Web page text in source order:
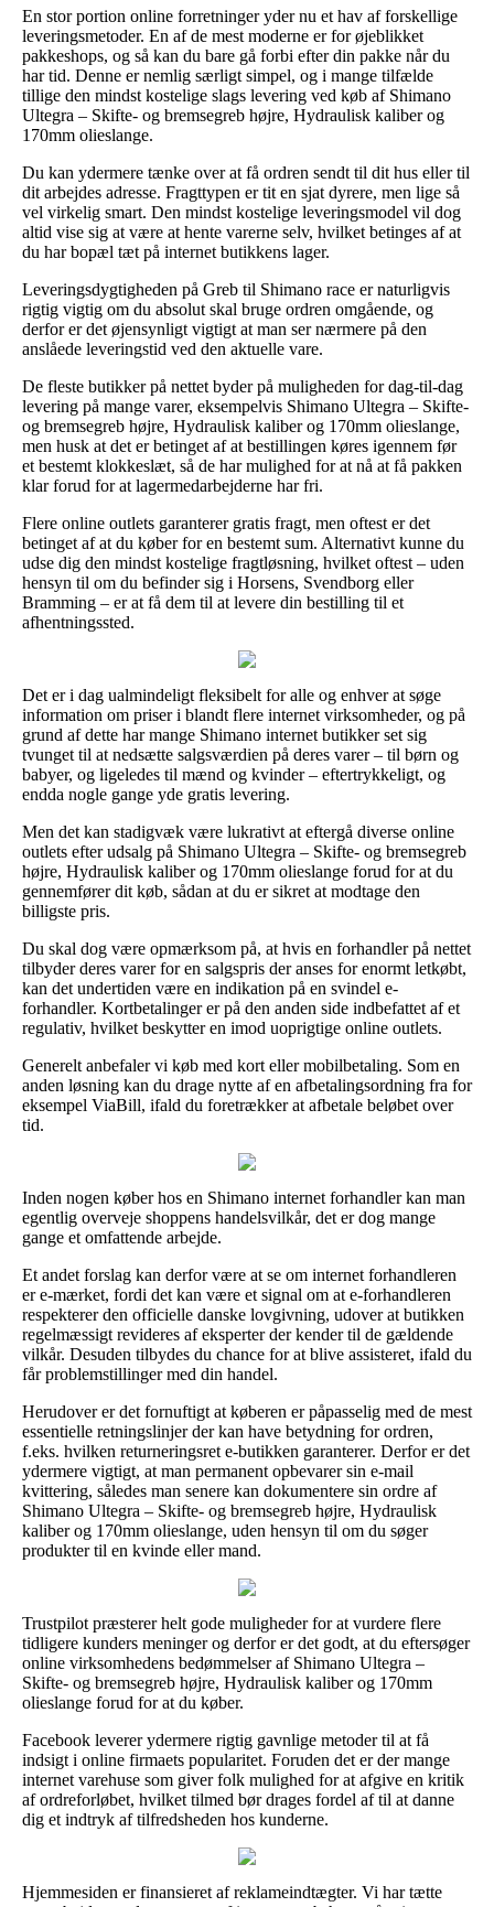
En stor portion online forretninger yder nu et hav af forskellige
leveringsmetoder. En af de mest moderne er for øjeblikket
pakkeshops, og så kan du bare gå forbi efter din pakke når du
har tid. Denne er nemlig særligt simpel, og i mange tilfælde
tillige den mindst kostelige slags levering ved køb af Shimano
Ultegra – Skifte- og bremsegreb højre, Hydraulisk kaliber og
170mm olieslange.
Du kan ydermere tænke over at få ordren sendt til dit hus eller til
dit arbejdes adresse. Fragttypen er tit en sjat dyrere, men lige så
vel virkelig smart. Den mindst kostelige leveringsmodel vil dog
altid vise sig at være at hente varerne selv, hvilket betinges af at
du har bopæl tæt på internet butikkens lager.
Leveringsdygtigheden på Greb til Shimano race er naturligvis
rigtig vigtig om du absolut skal bruge ordren omgående, og
derfor er det øjensynligt vigtigt at man ser nærmere på den
anslåede leveringstid ved den aktuelle vare.
De fleste butikker på nettet byder på muligheden for dag-til-dag
levering på mange varer, eksempelvis Shimano Ultegra – Skifte-
og bremsegreb højre, Hydraulisk kaliber og 170mm olieslange,
men husk at det er betinget af at bestillingen køres igennem før
et bestemt klokkeslæt, så de har mulighed for at nå at få pakken
klar forud for at lagermedarbejderne har fri.
Flere online outlets garanterer gratis fragt, men oftest er det
betinget af at du køber for en bestemt sum. Alternativt kunne du
udse dig den mindst kostelige fragtløsning, hvilket oftest – uden
hensyn til om du befinder sig i Horsens, Svendborg eller
Bramming – er at få dem til at levere din bestilling til et
afhentningssted.
Det er i dag ualmindeligt fleksibelt for alle og enhver at søge
information om priser i blandt flere internet virksomheder, og på
grund af dette har mange Shimano internet butikker set sig
tvunget til at nedsætte salgsværdien på deres varer – til børn og
babyer, og ligeledes til mænd og kvinder – eftertrykkeligt, og
endda nogle gange yde gratis levering.
Men det kan stadigvæk være lukrativt at eftergå diverse online
outlets efter udsalg på Shimano Ultegra – Skifte- og bremsegreb
højre, Hydraulisk kaliber og 170mm olieslange forud for at du
gennemfører dit køb, sådan at du er sikret at modtage den
billigste pris.
Du skal dog være opmærksom på, at hvis en forhandler på nettet
tilbyder deres varer for en salgspris der anses for enormt letkøbt,
kan det undertiden være en indikation på en svindel e-
forhandler. Kortbetalinger er på den anden side indbefattet af et
regulativ, hvilket beskytter en imod uoprigtige online outlets.
Generelt anbefaler vi køb med kort eller mobilbetaling. Som en
anden løsning kan du drage nytte af en afbetalingsordning fra for
eksempel ViaBill, ifald du foretrækker at afbetale beløbet over
tid.
Inden nogen køber hos en Shimano internet forhandler kan man
egentlig overveje shoppens handelsvilkår, det er dog mange
gange et omfattende arbejde.
Et andet forslag kan derfor være at se om internet forhandleren
er e-mærket, fordi det kan være et signal om at e-forhandleren
respekterer den officielle danske lovgivning, udover at butikken
regelmæssigt revideres af eksperter der kender til de gældende
vilkår. Desuden tilbydes du chance for at blive assisteret, ifald du
får problemstillinger med din handel.
Herudover er det fornuftigt at køberen er påpasselig med de mest
essentielle retningslinjer der kan have betydning for ordren,
f.eks. hvilken returneringsret e-butikken garanterer. Derfor er det
ydermere vigtigt, at man permanent opbevarer sin e-mail
kvittering, således man senere kan dokumentere sin ordre af
Shimano Ultegra – Skifte- og bremsegreb højre, Hydraulisk
kaliber og 170mm olieslange, uden hensyn til om du søger
produkter til en kvinde eller mand.
Trustpilot præsterer helt gode muligheder for at vurdere flere
tidligere kunders meninger og derfor er det godt, at du eftersøger
online virksomhedens bedømmelser af Shimano Ultegra –
Skifte- og bremsegreb højre, Hydraulisk kaliber og 170mm
olieslange forud for at du køber.
Facebook leverer ydermere rigtig gavnlige metoder til at få
indsigt i online firmaets popularitet. Foruden det er der mange
internet varehuse som giver folk mulighed for at afgive en kritik
af ordreforløbet, hvilket tilmed bør drages fordel af til at danne
dig et indtryk af tilfredsheden hos kunderne.
Hjemmesiden er finansieret af reklameindtægter. Vi har tætte